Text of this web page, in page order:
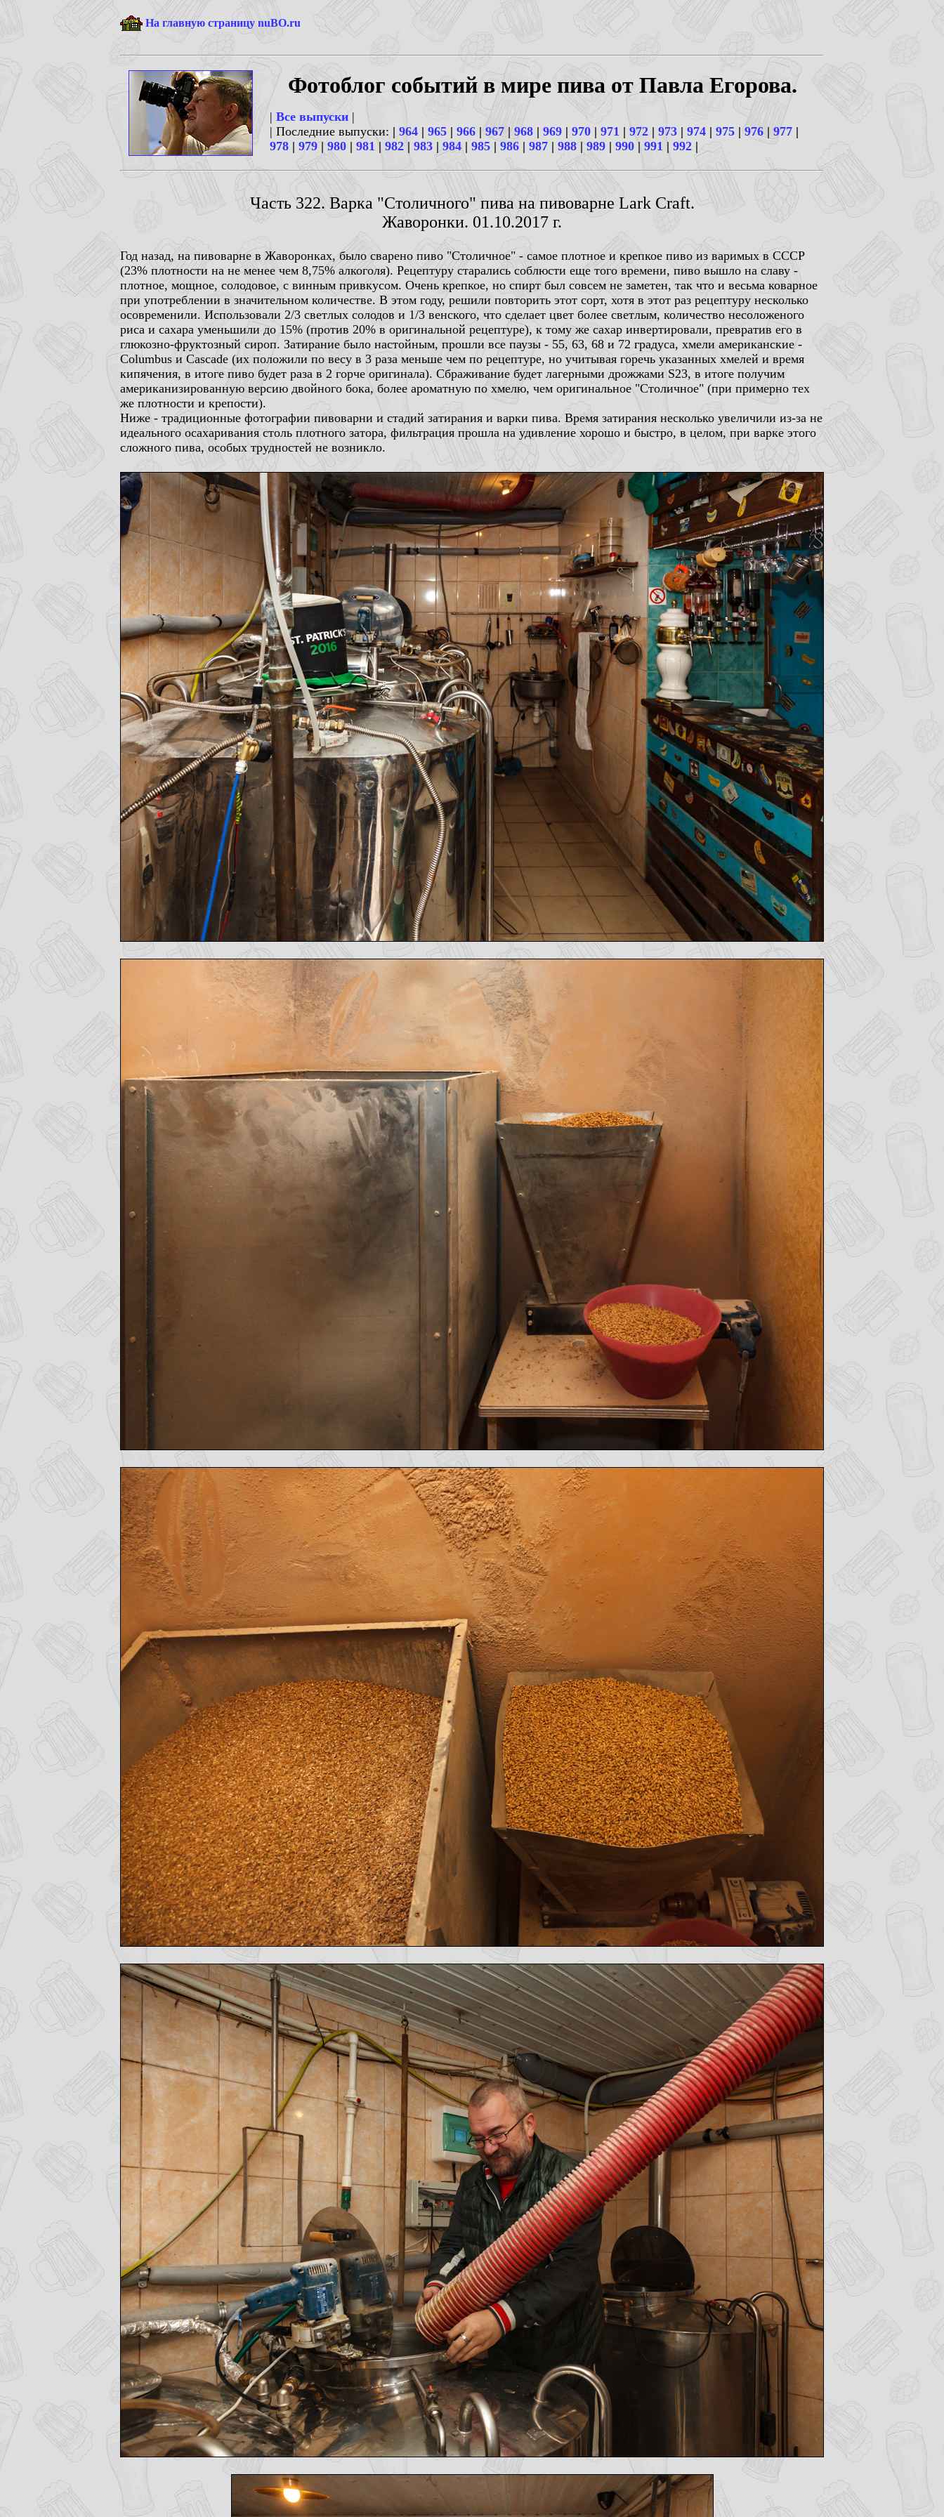
На главную страницу nuBO.ru
Фотоблог событий в мире пива от Павла Егорова.
| Все выпуски |
| Последние выпуски: | 964 | 965 | 966 | 967 | 968 | 969 | 970 | 971 | 972 | 973 | 974 | 975 | 976 | 977 |
978 | 979 | 980 | 981 | 982 | 983 |984| 985 | 986 | 987 | 988| 989 | 990 | 991 | 992 |
Часть 322. Варка "Столичного" пива на пивоварне Lark Craft.
Жаворонки. 01.10.2017 г.
Год назад, на пивоварне в Жаворонках, было сварено пиво "Столичное" - самое плотное и крепкое пиво из варимых в СССР
(23% плотности на не менее чем 8,75% алкоголя). Рецептуру старались соблюсти еще того времени, пиво вышло на славу -
плотное, мощное, солодовое, с винным привкусом. Очень крепкое, но спирт был совсем не заметен, так что и весьма коварное
при употреблении в значительном количестве. В этом году, решили повторить этот сорт, хотя в этот раз рецептуру несколько
осовременили. Использовали 2/3 светлых солодов и 1/3 венского, что сделает цвет более светлым, количество несоложеного
риса и сахара уменьшили до 15% (против 20% в оригинальной рецептуре), к тому же сахар инвертировали, превратив его в
глюкозно-фруктозный сироп. Затирание было настойным, прошли все паузы - 55, 63, 68 и 72 градуса, хмели американские -
Columbus и Cascade (их положили по весу в 3 раза меньше чем по рецептуре, но учитывая горечь указанных хмелей и время
кипячения, в итоге пиво будет раза в 2 горче оригинала). Сбраживание будет лагерными дрожжами S23, в итоге получим
американизированную версию двойного бока, более ароматную по хмелю, чем оригинальное "Столичное" (при примерно тех
же плотности и крепости).
Ниже - традиционные фотографии пивоварни и стадий затирания и варки пива. Время затирания несколько увеличили из-за не
идеального осахаривания столь плотного затора, фильтрация прошла на удивление хорошо и быстро, в целом, при варке этого
сложного пива, особых трудностей не возникло.